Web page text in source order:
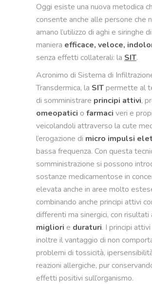
Oggi esiste una nuova metodica
consente anche alle persone che
amano l’utilizzo di aghi e siringhe
maniera efficace, veloce,
senza effetti collaterali: la SIT.
Acronimo di Sistema di
Transdermica, la SITpermette al
di somministrare principi attivi,
omeopatici o farmaci veri e
veicolandoli attraverso la cute
l’erogazione di micro impulsi
bassa frequenza. Con questa
somministrazione si possono
sostanze medicamentose in
elevata anche in aree molto
combinando anche principi attivi
differenti ma sinergici, con risultati
migliori e duraturi. I principi
inoltre il vantaggio di non
problemi di tossicità,
reazioni allergiche, pur
effetti positivi sull’organismo.